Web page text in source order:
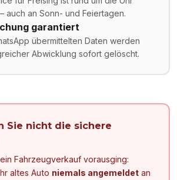
auch an Sonn- und Feiertagen.
garantiert
übermittelten Daten werden
Abwicklung sofort gelöscht.
Sie nicht die sichere
Fahrzeugverkauf vorausging:
altes Auto niemals angemeldetan